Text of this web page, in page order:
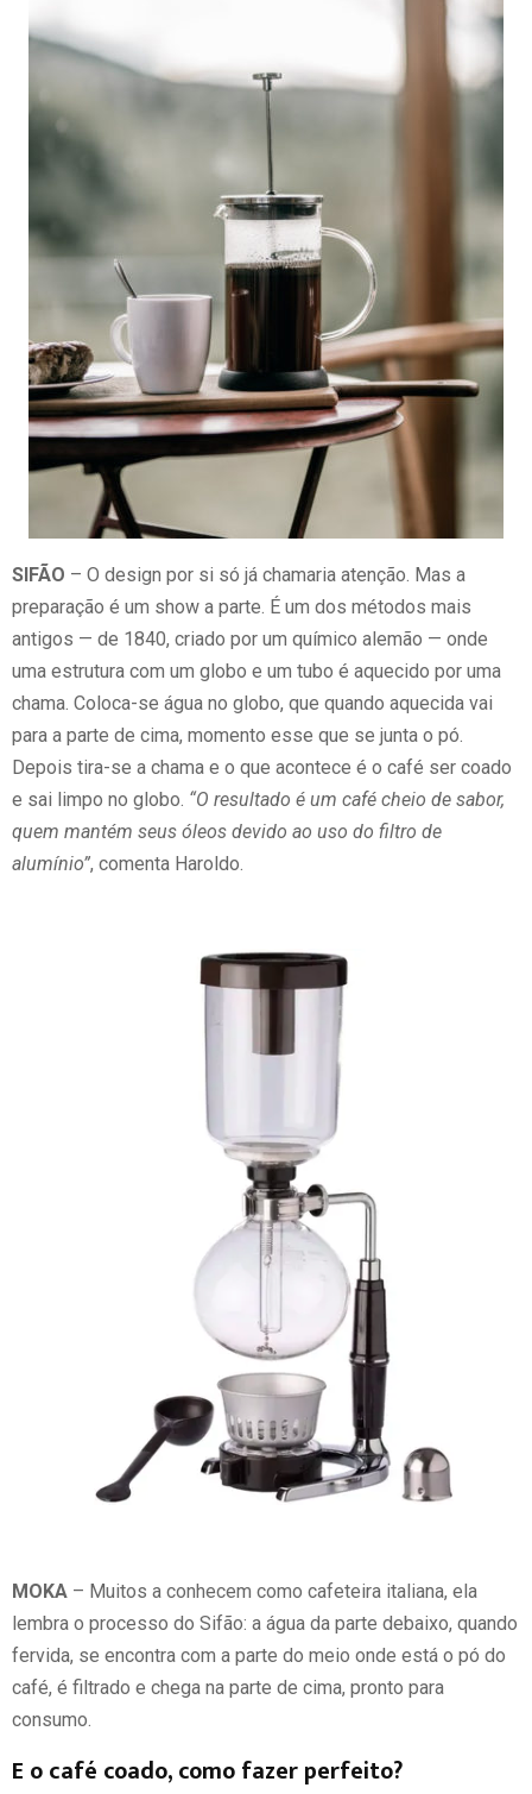
SIFÃO – O design por si só já chamaria atenção. Mas a
preparação é um show a parte. É um dos métodos mais
antigos — de 1840, criado por um químico alemão — onde
uma estrutura com um globo e um tubo é aquecido por uma
chama. Coloca-se água no globo, que quando aquecida vai
para a parte de cima, momento esse que se junta o pó.
Depois tira-se a chama e o que acontece é o café ser coado
e sai limpo no globo. “O resultado é um café cheio de sabor,
quem mantém seus óleos devido ao uso do filtro de
alumínio”, comenta Haroldo.
MOKA – Muitos a conhecem como cafeteira italiana, ela
lembra o processo do Sifão: a água da parte debaixo, quando
fervida, se encontra com a parte do meio onde está o pó do
café, é filtrado e chega na parte de cima, pronto para
consumo.
E o café coado, como fazer perfeito?